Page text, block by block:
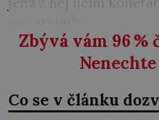
Zbývá vám 96%
Co se v článku